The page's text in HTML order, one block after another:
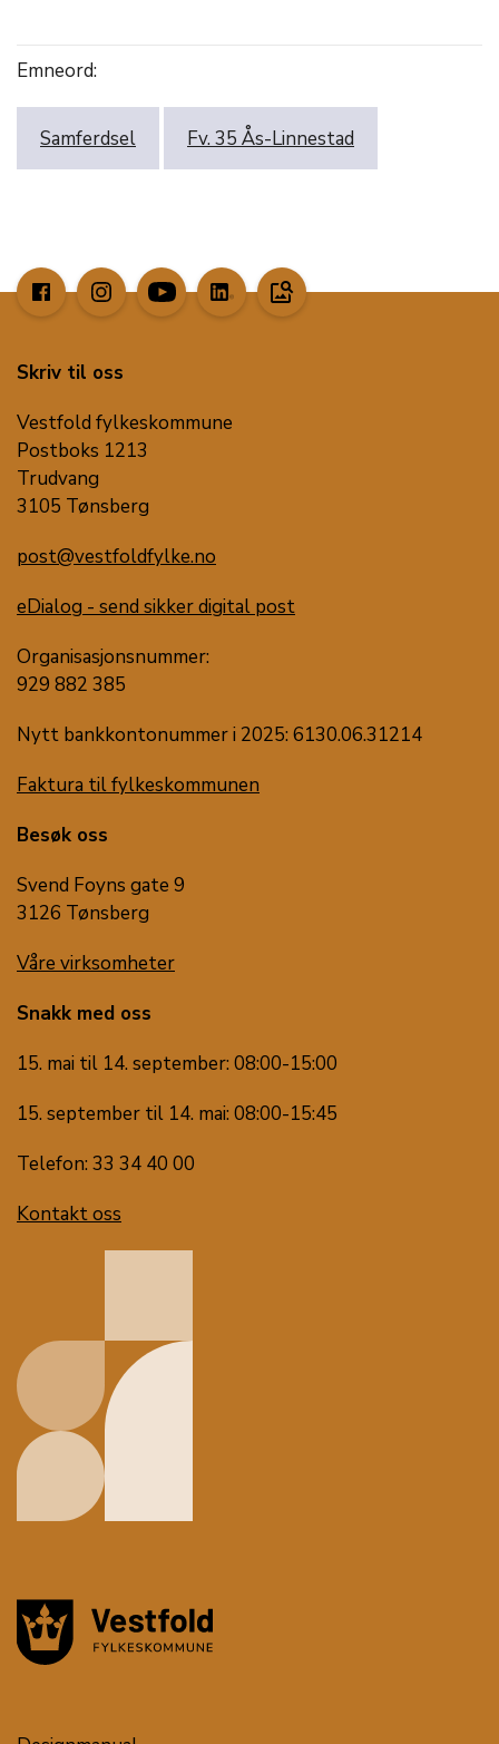
Emneord:
Samferdsel Fv. 35 Ås-Linnestad
image_search
Skriv til oss
Vestfold fylkeskommune
Postboks 1213
Trudvang
3105 Tønsberg
post@vestfoldfylke.no
eDialog - send sikker digital post
Organisasjonsnummer:
929 882 385
Nytt bankkontonummer i 2025: 6130.06.31214
Faktura til fylkeskommunen
Besøk oss
Svend Foyns gate 9
3126 Tønsberg
Våre virksomheter
Snakk med oss
15. mai til 14. september: 08:00-15:00
15. september til 14. mai: 08:00-15:45
Telefon: 33 34 40 00
Kontakt oss